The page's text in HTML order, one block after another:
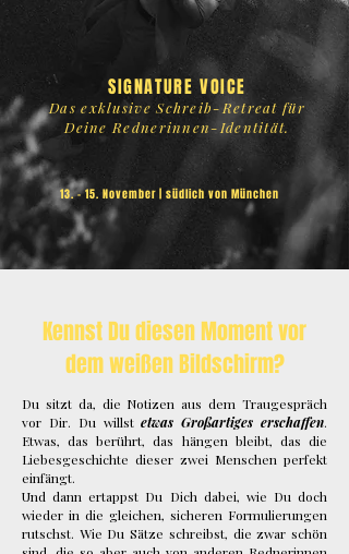
SIGNATURE VOICE
Das exklusive Schreib-Retreat für
Deine Rednerinnen-Identität.
13. – 15. November | südlich von München
Kennst Du diesen Moment vor
dem weißen Bildschirm?
Du sitzt da, die Notizen aus dem Traugespräch
vor Dir. Du willstetwas Großartiges erschaffen.
Etwas, das berührt, das hängen bleibt, das die
Liebesgeschichte dieser zwei Menschen perfekt
einfängt.
Und dann ertappst Du Dich dabei, wie Du doch
wieder in die gleichen, sicheren Formulierungen
rutschst. Wie Du Sätze schreibst, die zwar schön